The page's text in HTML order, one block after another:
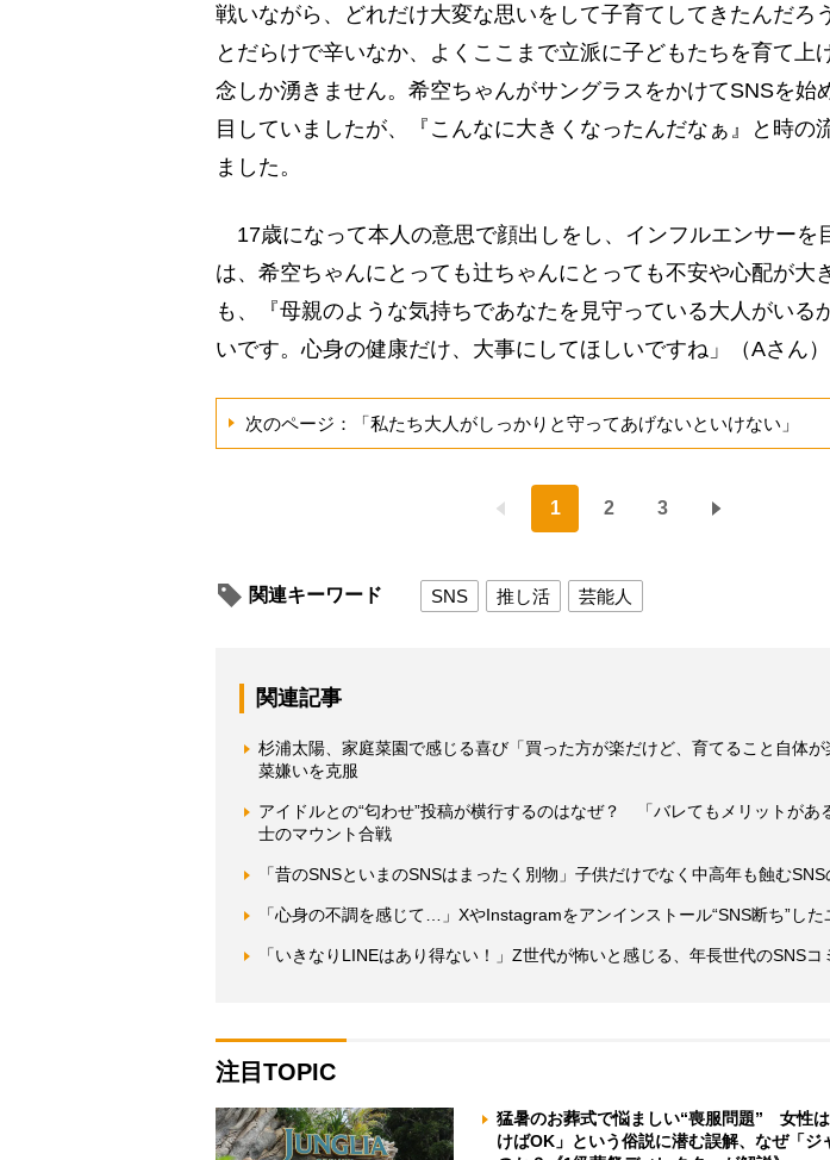
戦いながら、どれだけ大変な思いをして子育てしてきたんだろ
とだらけで辛いなか、よくここまで立派に子どもたちを育て上
念しか湧きません。希空ちゃんがサングラスをかけてSNSを始
目していましたが、『こんなに大きくなったんだなぁ』と時の
ました。
17歳になって本人の意思で顔出しをし、インフルエンサーを
は、希空ちゃんにとっても辻ちゃんにとっても不安や心配が大
も、『母親のような気持ちであなたを見守っている大人がいる
いです。心身の健康だけ、大事にしてほしいですね」（Aさん）
次のページ：「私たち大人がしっかりと守ってあげないといけない」
1 2 3
関連キーワード SNS 推し活 芸能人
関連記事
杉浦太陽、家庭菜園で感じる喜び「買った方が楽だけど、育てること自体
菜嫌いを克服
アイドルとの“匂わせ”投稿が横行するのはなぜ？ 「バレてもメリットがあ
士のマウント合戦
「昔のSNSといまのSNSはまったく別物」子供だけでなく中高年も蝕むSNS
「心身の不調を感じて…」XやInstagramをアンインストール“SNS断ち”し
「いきなりLINEはあり得ない！」Z世代が怖いと感じる、年長世代のSNSコ
注目TOPIC
猛暑のお葬式で悩ましい“喪服問題” 女性
けばOK」という俗説に潜む誤解、なぜ「ジ